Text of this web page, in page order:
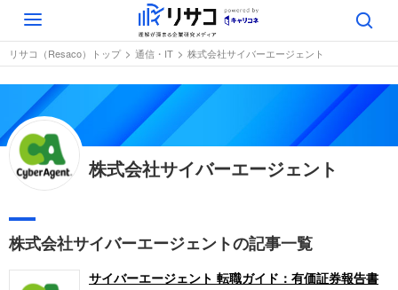
Toggle
navigation
リサコ（Resaco）トップ 通信・IT 株式会社サイバーエージェント
株式会社サイバーエージェント
株式会社サイバーエージェントの記事一覧
サイバーエージェント 転職ガイド：有価証券報告書